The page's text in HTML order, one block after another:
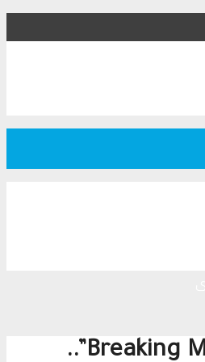
“Breaking Morocco 2026”..